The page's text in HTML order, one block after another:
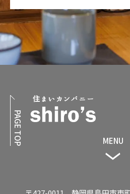
MENU
PAGE TOP